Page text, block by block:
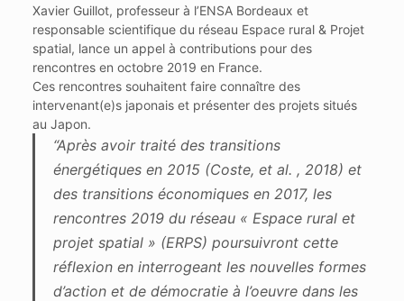
Xavier Guillot, professeur à l’ENSA Bordeaux et
responsable scientifique du réseau Espace rural & Projet
spatial, lance un appel à contributions pour des
rencontres en octobre 2019 en France.
Ces rencontres souhaitent faire connaître des
intervenant(e)s japonais et présenter des projets situés
au Japon.
“Après avoir traité des transitions
énergétiques en 2015 (Coste, et al. , 2018) et
des transitions économiques en 2017, les
rencontres 2019 du réseau « Espace rural et
projet spatial » (ERPS) poursuivront cette
réflexion en interrogeant les nouvelles formes
d’action et de démocratie à l’oeuvre dans les